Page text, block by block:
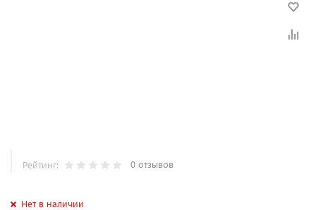
Рейтинг: 0 отзывов
Нет в наличии